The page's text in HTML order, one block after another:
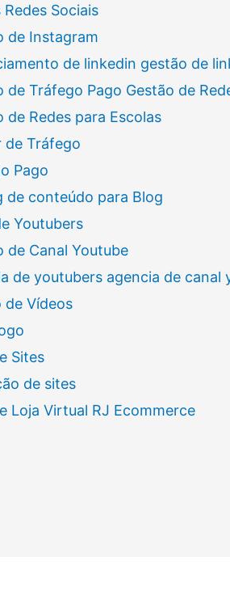
Redes Sociais
de Instagram
de linkedin gestão de
de Tráfego Pago Gestão de
de Redes para Escolas
de Tráfego
Pago
de conteúdo para Blog
Youtubers
de Canal Youtube
de youtubers agencia de canal
de Vídeos
Sites
de sites
Loja Virtual RJ Ecommerce